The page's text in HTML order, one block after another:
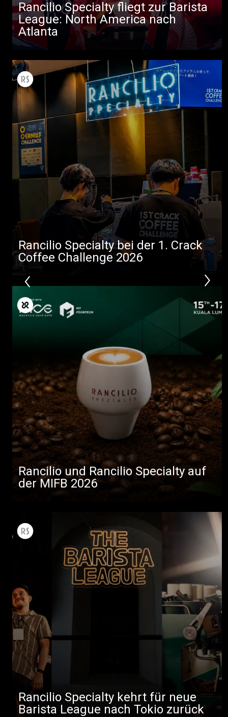
Rancilio Specialty fliegt zur Barista
League: North America nach
Atlanta
Rancilio Specialty bei der 1. Crack
Coffee Challenge 2026
Rancilio und Rancilio Specialty auf
der MIFB 2026
Rancilio Specialty kehrt für neue
Barista League nach Tokio zurück
Alle
Nachrichten
Herunterladen
Mehr